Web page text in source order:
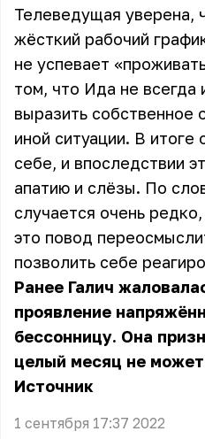
Телеведущая уверена,
жёсткий рабочий
не успевает
том, что Ида не всегда
выразить собственное
иной ситуации. В итоге
себе, и впоследствии
апатию и слёзы. По
случается очень
это повод
позволить себе
Ранее Галич
проявление
бессонницу. Она
целый месяц не
Источник
1 сентября 17:37 2022